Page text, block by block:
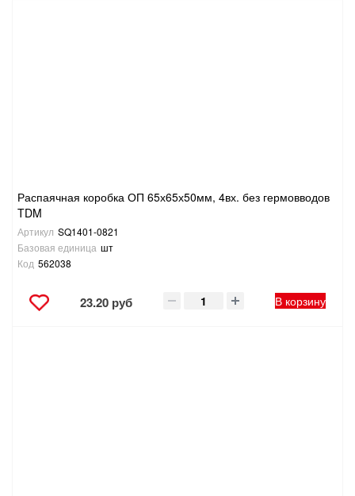
Распаячная коробка ОП 65х65х50мм, 4вх. без гермовводов
TDM
Артикул SQ1401-0821
Базовая единица шт
Код 562038
23.20 руб В корзину